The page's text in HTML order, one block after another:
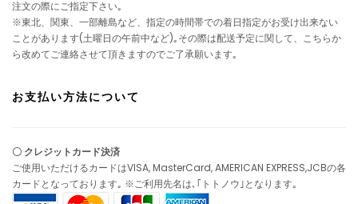
注文の際にご指定下さい｡
※東北、関東、一部離島など、指定の時間帯での着日指定がお受け出来ない
ことがあります(土曜日の午前中など)｡その際は配送予定に関して、こちらか
ら改めてご連絡させて頂きますのでご了承願います｡
お支払い方法について
〇 クレジットカード決済
ご使用いただけるカードはVISA, MasterCard, AMERICAN EXPRESS,JCBの各
カードとなっております｡ ※ご利用先名は､｢トトノウ｣となります｡